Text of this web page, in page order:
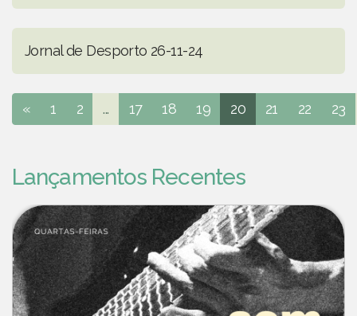
Jornal de Desporto 26-11-24
« 1 2 ... 17 18 19 20 21 22 23
Lançamentos Recentes